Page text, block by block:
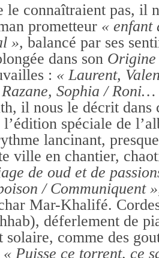
le connaîtraient pas, il
prometteur «
», balancé par ses
dans son
: « Laurent,
Sophia / Roni…
il nous le décrit dans
spéciale de
lancinant,
ville en chantier,
de oud et de
/ Communiquent
Mar-Khalifé.
déferlement de
solaire, comme des
« Puisse ce torrent, ce